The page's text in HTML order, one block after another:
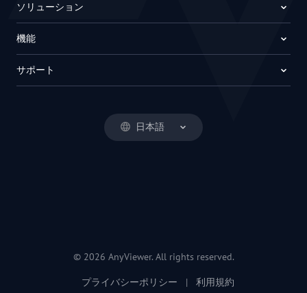
日本語
ソリューション
機能
サポート
© 2026 AnyViewer. All rights reserved.
プライバシーポリシー | 利用規約